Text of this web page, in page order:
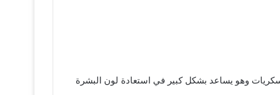
وهو يساعد بشكل كبير في استعادة لون البشرة